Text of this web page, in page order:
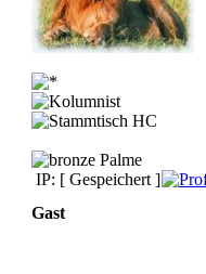
IP: [ Gespeichert ]
Gast